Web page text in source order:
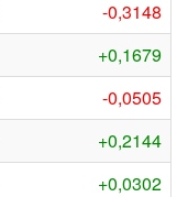
-0,3148
+0,1679
-0,0505
+0,2144
+0,0302